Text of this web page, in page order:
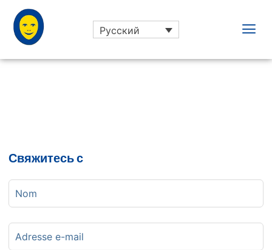
Русский
Свяжитесь с